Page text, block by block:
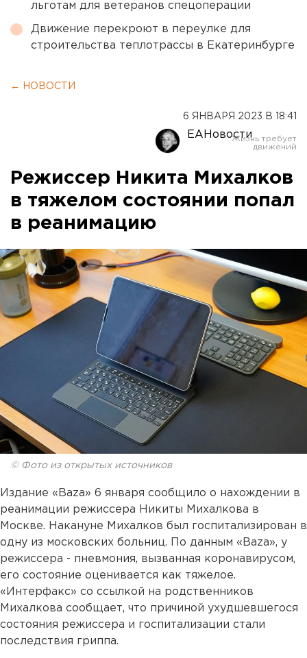
льготам для ветеранов спецоперации
Движение перекроют в переулке для
строительства теплотрассы в Екатеринбурге
← НОВОСТИ
6 ЯНВАРЯ 2023 В 18:41
ЕАНовости
Режиссер Никита Михалков
в тяжелом состоянии попал
в реанимацию
© Фото из открытых источников
Издание «Baza» 6 января сообщило о нахождении в
реанимации режиссера Никиты Михалкова в
Москве. Накануне Михалков был госпитализирован в
одну из московских больниц. По данным «Baza», у
режиссера - пневмония, вызванная коронавирусом,
его состояние оценивается как тяжелое.
«Интерфакс» со ссылкой на родственников
Михалкова сообщает, что причиной ухудшевшегося
состояния режиссера и госпитализации стали
последствия гриппа.